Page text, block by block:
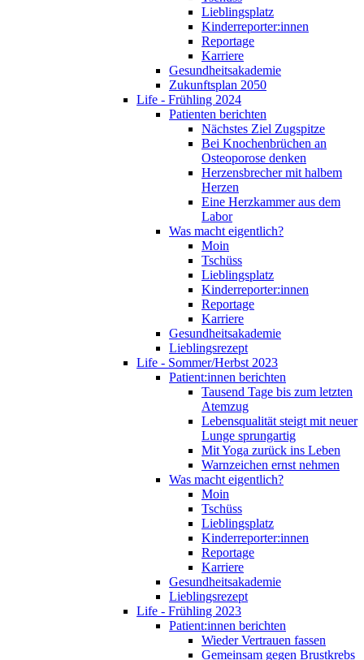
Lieblingsplatz
Kinderreporter:innen
Reportage
Karriere
Gesundheitsakademie
Zukunftsplan 2050
Life - Frühling 2024
Patienten berichten
Nächstes Ziel Zugspitze
Bei Knochenbrüchen an
Osteoporose denken
Herzensbrecher mit halbem
Herzen
Eine Herzkammer aus dem
Labor
Was macht eigentlich?
Moin
Tschüss
Lieblingsplatz
Kinderreporter:innen
Reportage
Karriere
Gesundheitsakademie
Lieblingsrezept
Life - Sommer/Herbst 2023
Patient:innen berichten
Tausend Tage bis zum letzten
Atemzug
Lebensqualität steigt mit neuer
Lunge sprungartig
Mit Yoga zurück ins Leben
Warnzeichen ernst nehmen
Was macht eigentlich?
Moin
Tschüss
Lieblingsplatz
Kinderreporter:innen
Reportage
Karriere
Gesundheitsakademie
Lieblingsrezept
Life - Frühling 2023
Patient:innen berichten
Wieder Vertrauen fassen
Gemeinsam gegen Brustkrebs